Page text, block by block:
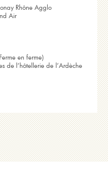
Rhône Agglo
Air
en ferme)
de l’hôtellerie de l’Ardèche